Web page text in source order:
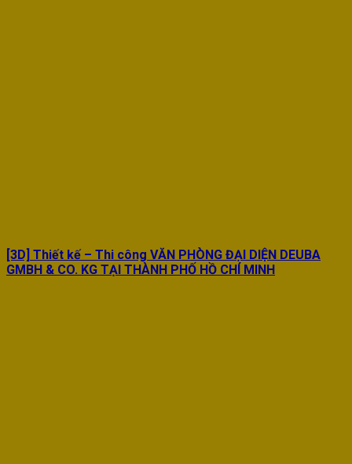
[3D] Thiết kế – Thi công VĂN PHÒNG ĐẠI DIỆN DEUBA
GMBH & CO. KG TẠI THÀNH PHỐ HỒ CHÍ MINH